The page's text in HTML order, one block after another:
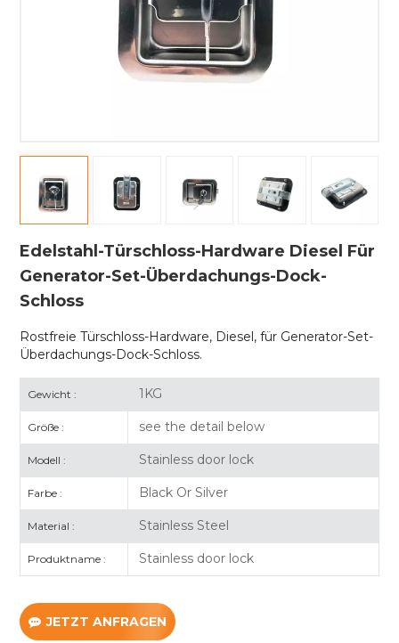
Edelstahl-Türschloss-Hardware Diesel Für
Generator-Set-Überdachungs-Dock-
Schloss
Rostfreie Türschloss-Hardware, Diesel, für Generator-Set-
Überdachungs-Dock-Schloss.
Gewicht : 1KG
Größe : see the detail below
Modell : Stainless door lock
Farbe : Black Or Silver
Material : Stainless Steel
Produktname : Stainless door lock
JETZT ANFRAGEN